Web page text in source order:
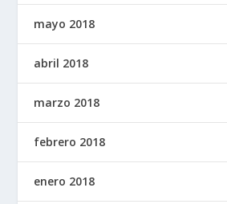
mayo 2018
abril 2018
marzo 2018
febrero 2018
enero 2018